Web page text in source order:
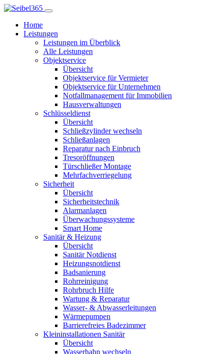
Home
Leistungen
Leistungen im Überblick
Alle Leistungen
Objektservice
Übersicht
Objektservice für Vermieter
Objektservice für Unternehmen
Notfallmanagement für Immobilien
Hausverwaltungen
Schlüsseldienst
Übersicht
Schließzylinder wechseln
Schließanlagen
Reparatur nach Einbruch
Tresoröffnungen
Türschließer Montage
Mehrfachverriegelung
Sicherheit
Übersicht
Sicherheitstechnik
Alarmanlagen
Überwachungssysteme
Smart Home
Sanitär & Heizung
Übersicht
Sanitär Notdienst
Heizungsnotdienst
Badsanierung
Rohrreinigung
Rohrbruch Hilfe
Wartung & Reparatur
Wasser- & Abwasserleitungen
Wärmepumpen
Barrierefreies Badezimmer
Kleininstallationen Sanitär
Übersicht
Wasserhahn wechseln